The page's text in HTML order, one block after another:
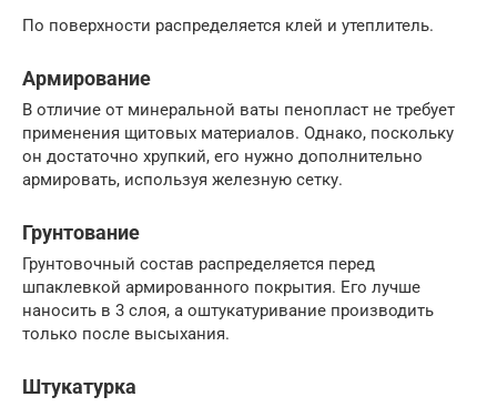
По поверхности распределяется клей и утеплитель.
Армирование
В отличие от минеральной ваты пенопласт не требует
применения щитовых материалов. Однако, поскольку
он достаточно хрупкий, его нужно дополнительно
армировать, используя железную сетку.
Грунтование
Грунтовочный состав распределяется перед
шпаклевкой армированного покрытия. Его лучше
наносить в 3 слоя, а оштукатуривание производить
только после высыхания.
Штукатурка